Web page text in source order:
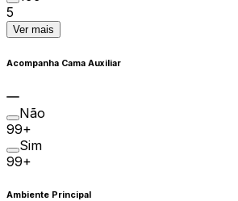
5
Ver mais
Acompanha Cama Auxiliar
Não
99+
Sim
99+
Ambiente Principal